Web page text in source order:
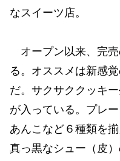
なスイーツ店。
オープン以来、完
る。オススメは新感
だ。サクサククッキ
が入っている。プレ
あんこなど６種類を
真っ黒なシュー（皮